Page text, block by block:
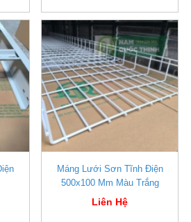
Máng Lưới Sơn Tĩnh Điện
500x100 Mm Màu Trắng
Liên Hệ